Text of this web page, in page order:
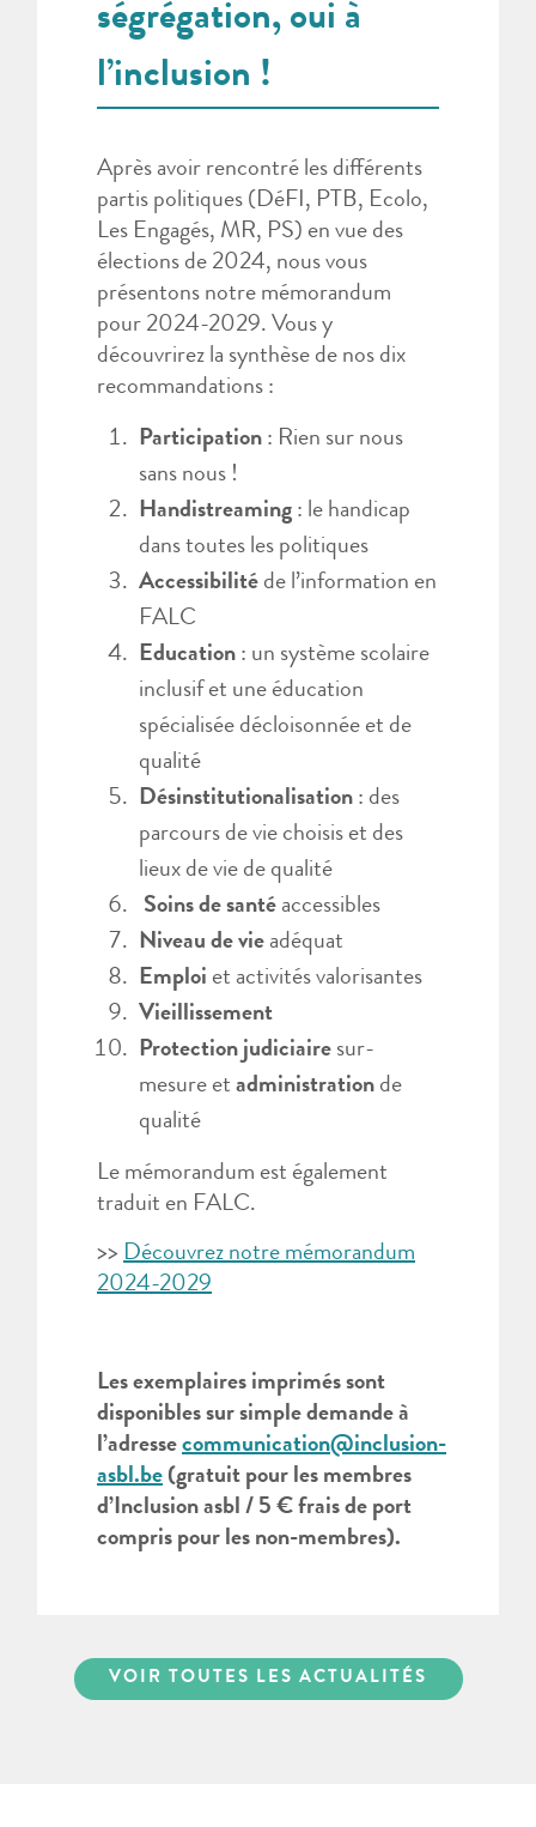
ségrégation, oui à
l’inclusion !
Après avoir rencontré les différents
partis politiques (DéFI, PTB, Ecolo,
Les Engagés, MR, PS) en vue des
élections de 2024, nous vous
présentons notre mémorandum
pour 2024-2029. Vous y
découvrirez la synthèse de nos dix
recommandations :
Participation : Rien sur nous
sans nous !
Handistreaming : le handicap
dans toutes les politiques
Accessibilité de l’information en
FALC
Education : un système scolaire
inclusif et une éducation
spécialisée décloisonnée et de
qualité
Désinstitutionalisation : des
parcours de vie choisis et des
lieux de vie de qualité
Soins de santé accessibles
Niveau de vie adéquat
Emploi et activités valorisantes
Vieillissement
Protection judiciaire sur-
mesure et administration de
qualité
Le mémorandum est également
traduit en FALC.
>> Découvrez notre mémorandum
2024-2029
Les exemplaires imprimés sont
disponibles sur simple demande à
l’adresse communication@inclusion-
asbl.be (gratuit pour les membres
d’Inclusion asbl / 5 € frais de port
compris pour les non-membres).
VOIR TOUTES LES ACTUALITÉS